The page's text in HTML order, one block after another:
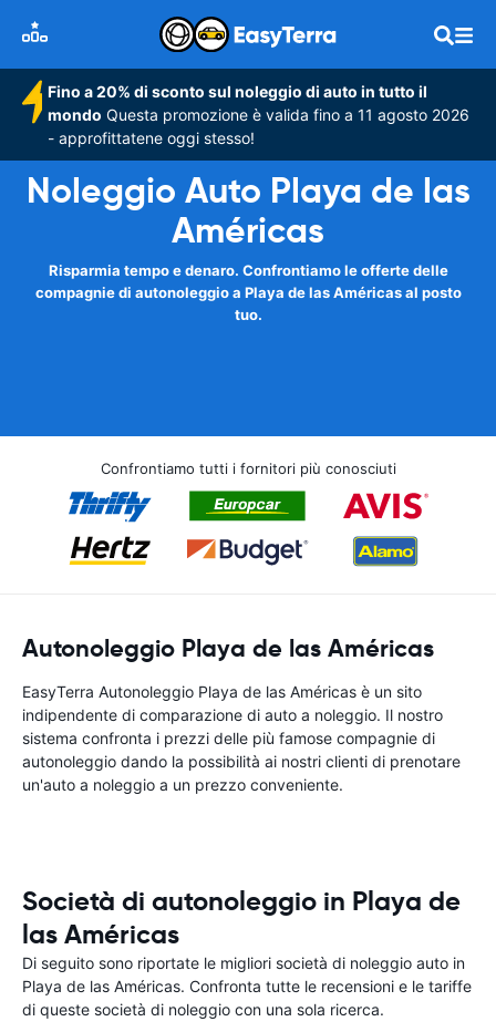
Fino a 20% di sconto sul noleggio di auto in tutto il
mondo Questa promozione è valida fino a 11 agosto 2026
- approfittatene oggi stesso!
Noleggio Auto Playa de las
Américas
Risparmia tempo e denaro. Confrontiamo le offerte delle
compagnie di autonoleggio a Playa de las Américas al posto
tuo.
Confrontiamo tutti i fornitori più conosciuti
Autonoleggio Playa de las Américas
EasyTerra Autonoleggio Playa de las Américas è un sito
indipendente di comparazione di auto a noleggio. Il nostro
sistema confronta i prezzi delle più famose compagnie di
autonoleggio dando la possibilità ai nostri clienti di prenotare
un'auto a noleggio a un prezzo conveniente.
Società di autonoleggio in Playa de
las Américas
Di seguito sono riportate le migliori società di noleggio auto in
Playa de las Américas. Confronta tutte le recensioni e le tariffe
di queste società di noleggio con una sola ricerca.